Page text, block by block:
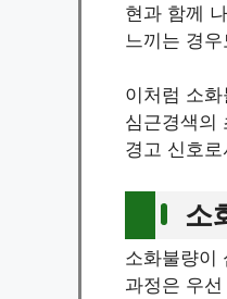
현과 함께
느끼는 경
이처럼 소
심근경색의
경고 신호
소
소화불량이
과정은 우